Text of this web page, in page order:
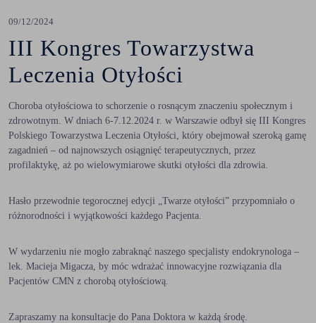
09/12/2024
III Kongres Towarzystwa
Leczenia Otyłości
Choroba otyłościowa to schorzenie o rosnącym znaczeniu społecznym i
zdrowotnym. W dniach 6-7.12.2024 r. w Warszawie odbył się III Kongres
Polskiego Towarzystwa Leczenia Otyłości, który obejmował szeroką gamę
zagadnień – od najnowszych osiągnięć terapeutycznych, przez
profilaktykę, aż po wielowymiarowe skutki otyłości dla zdrowia.
Hasło przewodnie tegorocznej edycji „Twarze otyłości” przypomniało o
różnorodności i wyjątkowości każdego Pacjenta.
W wydarzeniu nie mogło zabraknąć naszego specjalisty endokrynologa –
lek. Macieja Migacza, by móc wdrażać innowacyjne rozwiązania dla
Pacjentów CMN z chorobą otyłościową.
Zapraszamy na konsultacje do Pana Doktora w każdą środę.